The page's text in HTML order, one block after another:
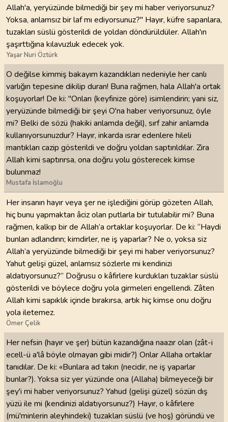
Allah'a, yeryüzünde bilmediği bir şey mi haber veriyorsunuz?
Yoksa, anlamsız bir laf mı ediyorsunuz?" Hayır, küfre sapanlara,
tuzakları süslü gösterildi de yoldan döndürüldüler. Allah'ın
şaşırttığına kılavuzluk edecek yok.
Yaşar Nuri Öztürk
O değilse kimmiş bakayım kazandıkları nedeniyle her canlı
varlığın tepesine dikilip duran! Buna rağmen, hala Allah'a ortak
koşuyorlar! De ki: "Onları (keyfinize göre) isimlendirin; yani siz,
yeryüzünde bilmediği bir şeyi O'na haber veriyorsunuz, öyle
mi? Belki de sözü (hakiki anlamda değil), sırf zahir anlamda
kullanıyorsunuzdur? Hayır, inkarda ısrar edenlere hileli
mantıkları cazip gösterildi ve doğru yoldan saptırıldılar. Zira
Allah kimi saptırırsa, ona doğru yolu gösterecek kimse
bulunmaz!
Mustafa İslamoğlu
Her insanın hayır veya şer ne işlediğini görüp gözeten Allah,
hiç bunu yapmaktan âciz olan putlarla bir tutulabilir mi? Buna
rağmen, kalkıp bir de Allah’a ortaklar koşuyorlar. De ki: “Haydi
bunları adlandırın; kimdirler, ne iş yaparlar? Ne o, yoksa siz
Allah’a yeryüzünde bilmediği bir şeyi mi haber veriyorsunuz?
Yahut gelişi güzel, anlamsız sözlerle mi kendinizi
aldatıyorsunuz?” Doğrusu o kâfirlere kurdukları tuzaklar süslü
gösterildi ve böylece doğru yola girmeleri engellendi. Zâten
Allah kimi sapıklık içinde bırakırsa, artık hiç kimse onu doğru
yola iletemez.
Ömer Çelik
Her nefsin (hayır ve şer) bütün kazandığına naazır olan (zât-i
ecell-ü a'lâ böyle olmayan gibi midir?) Onlar Allaha ortaklar
tanıdılar. De ki: «Bunlara ad takın (necidir, ne iş yaparlar
bunlar?). Yoksa siz yer yüzünde ona (Allaha) bilmeyeceği bir
şey'i mi haber veriyorsunuz? Yahud (gelişi güzel) sözün dış
yüzü ile mi (kendinizi aldatıyorsunuz?) Hayır, o kâfirlere
(mü'minlerin aleyhindeki) tuzakları süslü (ve hoş) göründü ve